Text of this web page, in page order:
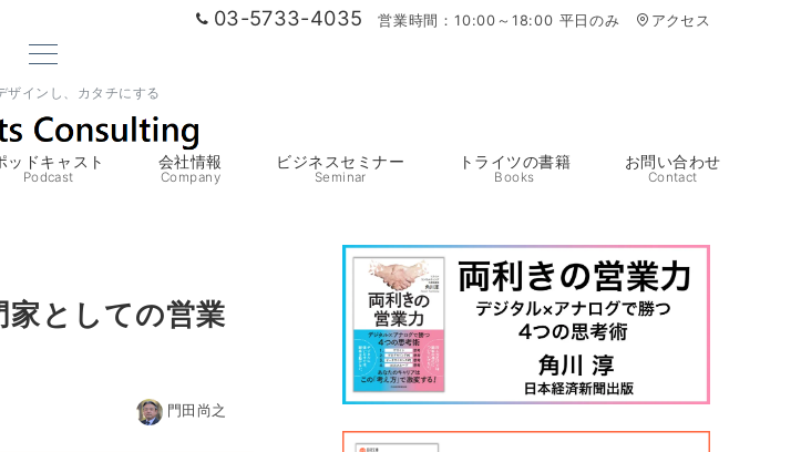
03-5733-4035 営業時間：10:00～18:00 平日のみ アクセス
ザインし、カタチにする
ッドキャスト
Podcast
会社情報
Company
ビジネスセミナー
Seminar
トライツの書籍
Books
お問い合わせ
Contact
家としての営業
門田尚之